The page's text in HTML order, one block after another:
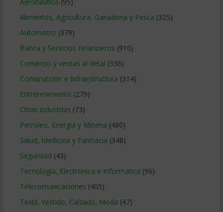
Alimentos, Agricultura, Ganaderia y Pesca (325)
Automotriz(379)
Banca y Servicios Financieros (910)
Comercio y ventas al detal (336)
Construccion e Infraestructura (314)
Entretenimiento (279)
Otras industrias (73)
Petroleo, Energia y Mineria (480)
Salud, Medicina y Farmacia (348)
Seguridad (43)
Tecnologia, Electronica e Informatica (96)
Telecomunicaciones (405)
Textil, Vestido, Calzado, Moda (47)